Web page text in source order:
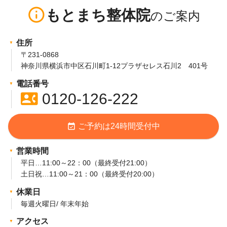
info_outline もとまち整体院
住所
〒231-0868
神奈川県横浜市中区石川町1-12プラザセレス石川2 401号
電話番号
contact_phone0120-126-222
event_available ご予約は24時間受付中
営業時間
平日…11:00～22：00（最終受付21:00）
土日祝…11:00～21：00（最終受付20:00）
休業日
毎週火曜日/ 年末年始
アクセス